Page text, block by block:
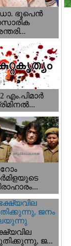
ഭൂപെന്‍
എം.പിമാര്‍
ജ...